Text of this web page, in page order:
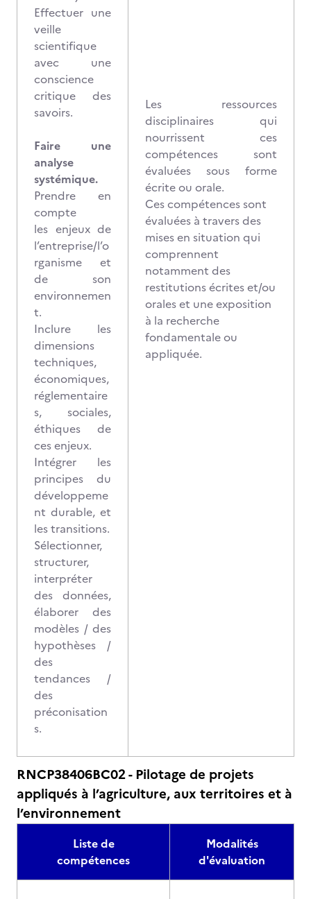
Effectuer une
veille
scientifique
avec une
conscience
critique des
savoirs.
Faire une
analyse
systémique.
Prendre en
compte
les enjeux de
l’entreprise/l’o
rganisme et
de son
environnemen
t.
Inclure les
dimensions
techniques,
économiques,
réglementaire
s, sociales,
éthiques de
ces enjeux.
Intégrer les
principes du
développeme
nt durable, et
les transitions.
Sélectionner,
structurer,
interpréter
des données,
élaborer des
modèles / des
hypothèses /
des
tendances /
des
préconisation
s.
Les ressources
disciplinaires qui
nourrissent ces
compétences sont
évaluées sous forme
écrite ou orale.
Ces compétences sont
évaluées à travers des
mises en situation qui
comprennent
notamment des
restitutions écrites et/ou
orales et une exposition
à la recherche
fondamentale ou
appliquée.
RNCP38406BC02 - Pilotage de projets
appliqués à l’agriculture, aux territoires et à
l’environnement
Liste de
compétences
Modalités
d'évaluation